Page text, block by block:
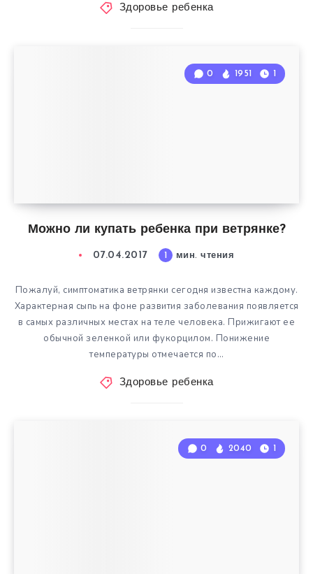
Здоровье ребенка
Можно ли купать ребенка при ветрянке?
0 1951 1
07.04.2017 1 мин. чтения
Пожалуй, симптоматика ветрянки сегодня известна каждому.
Характерная сыпь на фоне развития заболевания появляется
в самых различных местах на теле человека. Прижигают ее
обычной зеленкой или фукорцилом. Понижение
температуры отмечается по…
Здоровье ребенка
0 2040 1